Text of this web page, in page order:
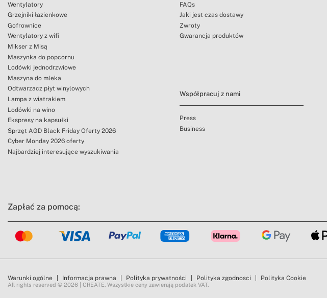
Wentylatory
Grzejniki łazienkowe
Gofrownice
Wentylatory z wifi
Mikser z Misą
Maszynka do popcornu
Lodówki jednodrzwiowe
Maszyna do mleka
Odtwarzacz płyt winylowych
Lampa z wiatrakiem
Lodówki na wino
Ekspresy na kapsułki
Sprzęt AGD Black Friday Oferty 2026
Cyber Monday 2026 oferty
Najbardziej interesujące wyszukiwania
FAQs
Jaki jest czas dostawy
Zwroty
Gwarancja produktów
Współpracuj z nami
Press
Business
Zapłać za pomocą:
Warunki ogólne Informacja prawna Polityka prywatności Polityka zgodnosci Polityka Cookie
All rights reserved © 2026 | CREATE. Wszystkie ceny zawierają podatek VAT.